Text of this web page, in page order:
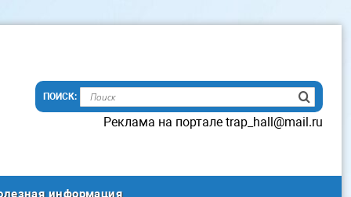
Реклама на портале trap_hall@mail.ru
информация